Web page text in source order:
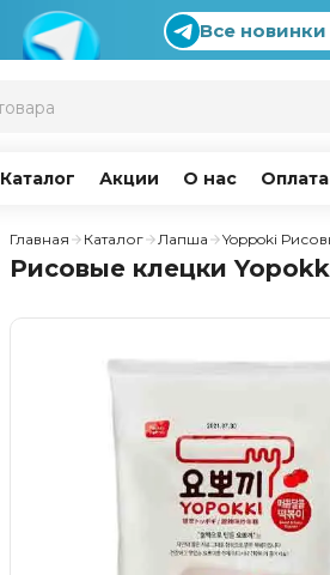
Все
Каталог Акции О нас
Главная Каталог Лапша Yoppoki
Рисовые клецки